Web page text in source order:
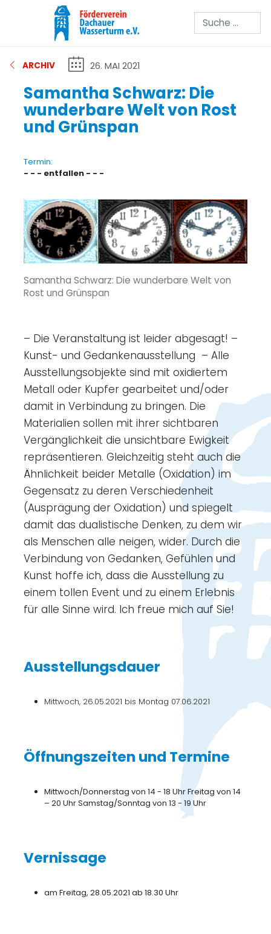
Suchen
ARCHIV 26. MAI 2021
Samantha Schwarz: Die
wunderbare Welt von Rost
und Grünspan
Termin:
- - - entfallen - - -
Samantha Schwarz: Die wunderbare Welt von
Rost und Grünspan
– Die Veranstaltung ist leider abgesagt! –
Kunst- und Gedankenausstellung – Alle
Ausstellungsobjekte sind mit oxidiertem
Metall oder Kupfer gearbeitet und/oder
damit in Verbindung zu bringen. Die
Materialien sollen mit ihrer sichtbaren
Vergänglichkeit die unsichtbare Ewigkeit
repräsentieren. Gleichzeitig steht auch die
Ähnlichkeit beider Metalle (Oxidation) im
Gegensatz zu deren Verschiedenheit
(Ausprägung der Oxidation) und spiegelt
damit das dualistische Denken, zu dem wir
als Menschen alle neigen, wider. Durch die
Verbindung von Gedanken, Gefühlen und
Kunst hoffe ich, dass die Ausstellung zu
einem tollen Event und zu einem Erlebnis
für alle Sinne wird. Ich freue mich auf Sie!
Ausstellungsdauer
Mittwoch, 26.05.2021 bis Montag 07.06.2021
Öffnungszeiten und Termine
Mittwoch/Donnerstag von 14 - 18 Uhr Freitag von 14
– 20 Uhr Samstag/Sonntag von 13 - 19 Uhr
Vernissage
am Freitag, 28.05.2021 ab 18.30 Uhr